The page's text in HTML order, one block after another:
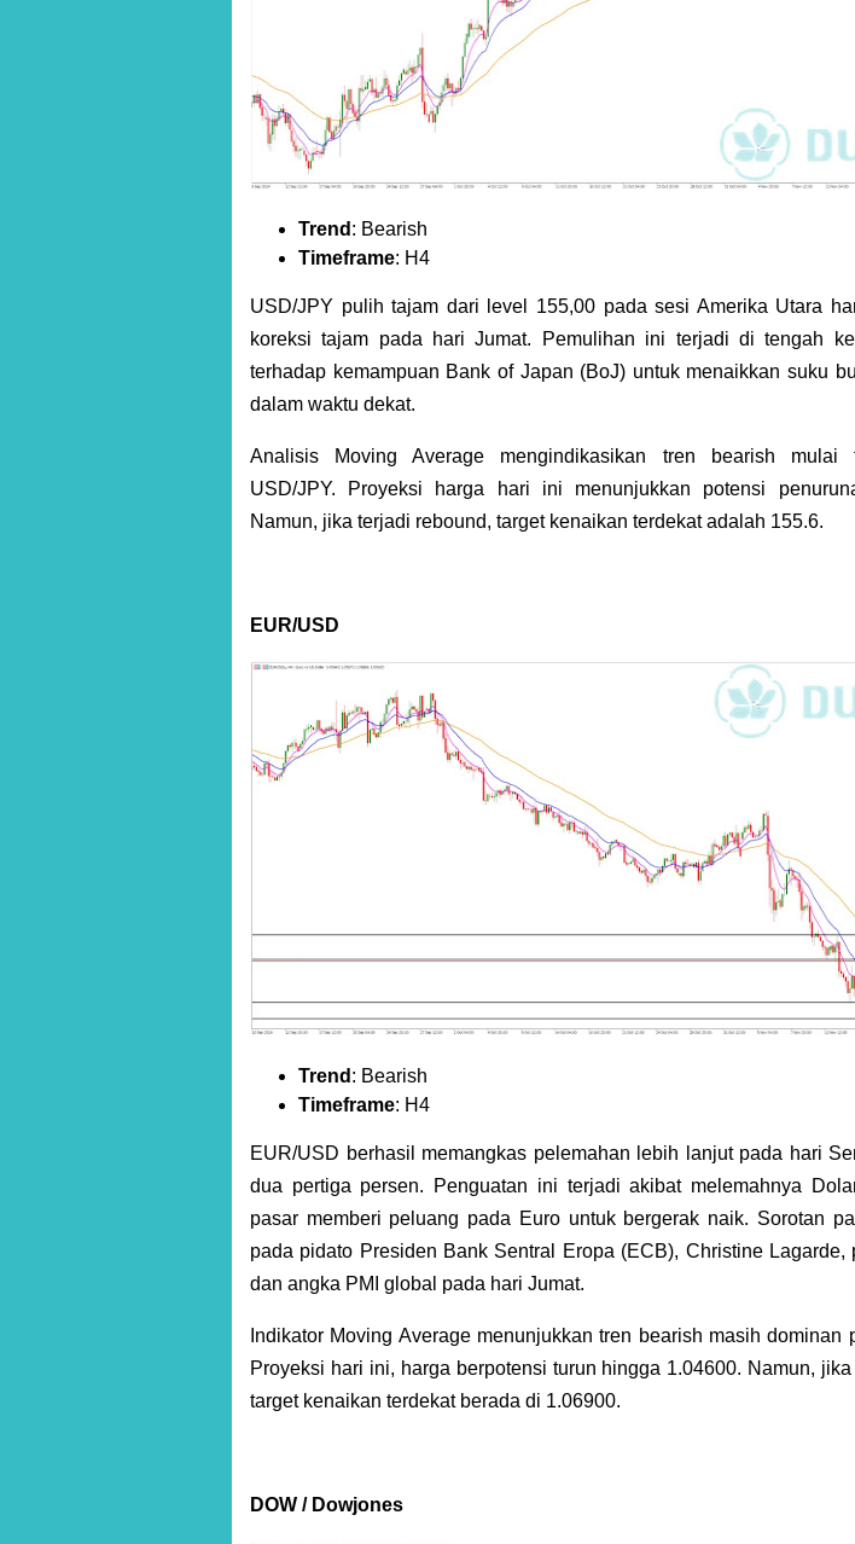
Trend : Bearish
Timeframe: H4
USD/JPY pulih tajam dari level 155,00 pada sesi Amerika Utara
koreksi tajam pada hari Jumat. Pemulihan ini terjadi di tengah
terhadap kemampuan Bank of Japan (BoJ) untuk menaikkan suku
dalam waktu dekat.
Analisis Moving Average mengindikasikan tren bearish mulai
USD/JPY. Proyeksi harga hari ini menunjukkan potensi
Namun, jika terjadi rebound, target kenaikan terdekat adalah 155.6.
EUR/USD
Trend : Bearish
Timeframe: H4
EUR/USD berhasil memangkas pelemahan lebih lanjut pada hari
dua pertiga persen. Penguatan ini terjadi akibat melemahnya
pasar memberi peluang pada Euro untuk bergerak naik. Sorotan
pada pidato Presiden Bank Sentral Eropa (ECB), Christine Lagarde,
dan angka PMI global pada hari Jumat.
Indikator Moving Average menunjukkan tren bearish masih dominan
Proyeksi hari ini, harga berpotensi turun hingga 1.04600. Namun,
target kenaikan terdekat berada di 1.06900.
DOW / Dowjones